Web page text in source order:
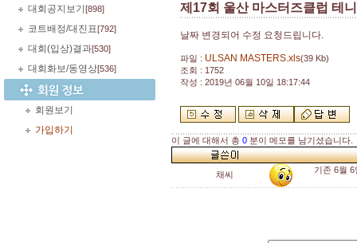
대회공지보기 [898]
코트배정/대진표[792]
대회(입상)결과[530]
대회화보/동영상[536]
회원보기
가입하기
제17회 울산 마스터즈클럽 테
날짜 변경되어 수정 요청드립니다.
파일 : ULSAN MASTERS.xls(39 Kb)
조회 : 1752
작성 : 2019년 06월 10일 18:17:44
이 글에 대해서 총 0 분이 메모를 남기셨습니다.
채씨 기존 6월